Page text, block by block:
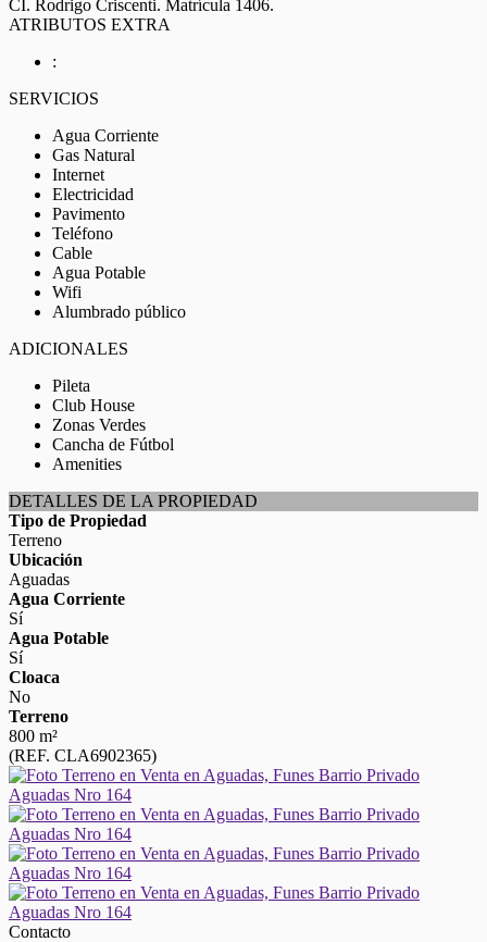
CI. Rodrigo Criscenti. Matrícula 1406.
ATRIBUTOS EXTRA
:
SERVICIOS
Agua Corriente
Gas Natural
Internet
Electricidad
Pavimento
Teléfono
Cable
Agua Potable
Wifi
Alumbrado público
ADICIONALES
Pileta
Club House
Zonas Verdes
Cancha de Fútbol
Amenities
DETALLES DE LA PROPIEDAD
Tipo de Propiedad
Terreno
Ubicación
Aguadas
Agua Corriente
Sí
Agua Potable
Sí
Cloaca
No
Terreno
800 m²
(REF. CLA6902365)
Contacto